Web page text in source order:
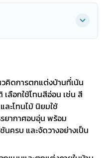
คิดการตกแต่งบ้านที่เน้น
เลือกใช้โทนสีอ่อน เช่น สี
ละโทนไม้ นิยมใช้
ยากาศอบอุ่น พร้อม
นครบ และจัดวางอย่างเป็น